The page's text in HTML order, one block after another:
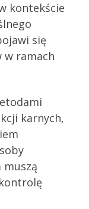
kontekście
się
w ramach
karnych,